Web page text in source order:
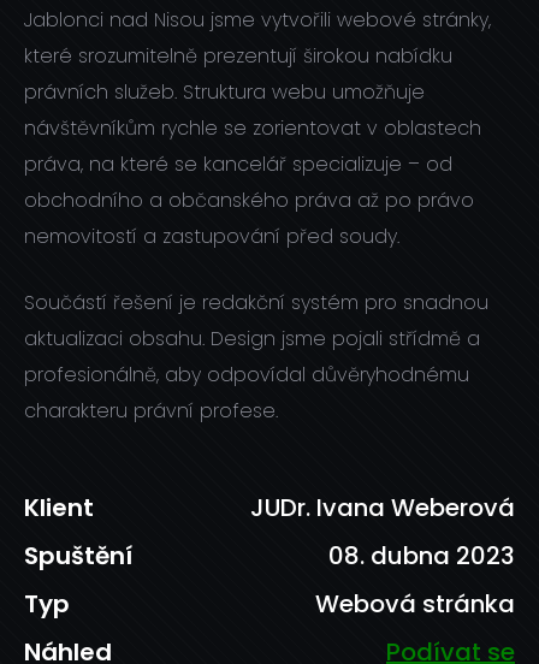
Jablonci nad Nisou jsme vytvořili webové stránky,
které srozumitelně prezentují širokou nabídku
právních služeb. Struktura webu umožňuje
návštěvníkům rychle se zorientovat v oblastech
práva, na které se kancelář specializuje – od
obchodního a občanského práva až po právo
nemovitostí a zastupování před soudy.
Součástí řešení je redakční systém pro snadnou
aktualizaci obsahu. Design jsme pojali střídmě a
profesionálně, aby odpovídal důvěryhodnému
charakteru právní profese.
JUDr. Ivana Weberová
08. dubna 2023
Webová stránka
Podívat se